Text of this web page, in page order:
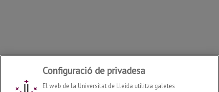
Configuració de privadesa
El web de la Universitat de Lleida utilitza galetes